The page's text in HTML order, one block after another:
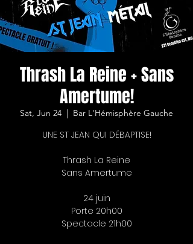
Thrash La Reine + Sans
Amertume!
Sat, Jun 24 Bar L'Hémisphère Gauche
UNE ST JEAN QUI DÉBAPTISE!
Thrash La Reine
Sans Amertume
24 juin
Porte 20h00
Spectacle 21h00